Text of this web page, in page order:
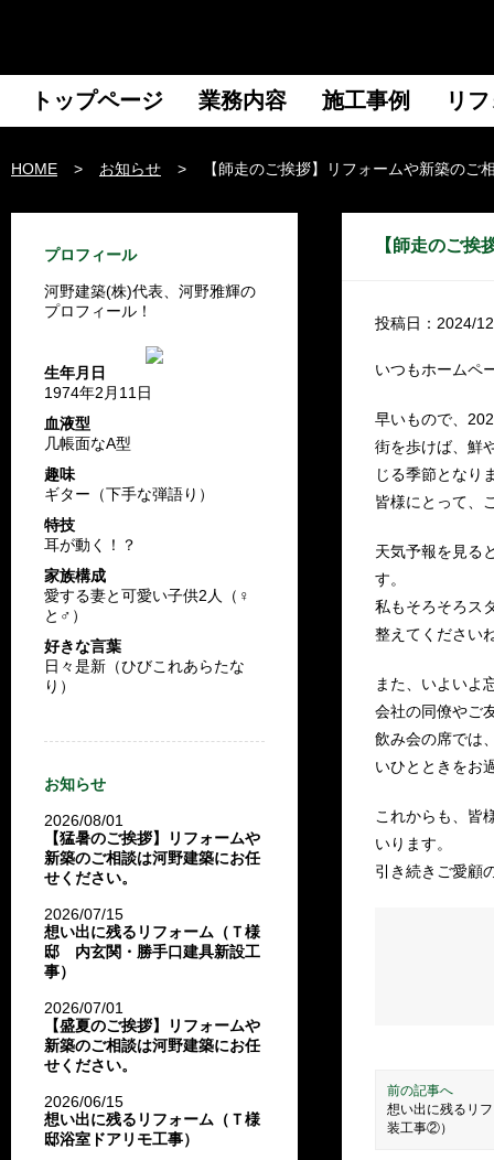
トップページ 業務内容 施工事例 リ
HOME > お知らせ > 【師走のご挨拶】リフォームや新築のご
【師走のご挨
投稿日：2024/
いつもホームペ
早いもので、
街を歩けば、鮮
じる季節となり
皆様にとって、
天気予報を見る
す。
私もそろそろス
整えてください
また、いよいよ
会社の同僚やご
飲み会の席では
いひとときをお
これからも、皆
いります。
引き続きご愛顧
前の記事へ
想い出に残るリ
装工事②）
プロフィール
河野建築(株)代表、河野雅輝の
プロフィール！
生年月日
1974年2月11日
血液型
几帳面なA型
趣味
ギター（下手な弾語り）
特技
耳が動く！？
家族構成
愛する妻と可愛い子供2人（♀
と♂）
好きな言葉
日々是新（ひびこれあらたな
り）
お知らせ
2026/08/01
【猛暑のご挨拶】リフォームや
新築のご相談は河野建築にお任
せください。
2026/07/15
想い出に残るリフォーム（Ｔ様
邸 内玄関・勝手口建具新設工
事）
2026/07/01
【盛夏のご挨拶】リフォームや
新築のご相談は河野建築にお任
せください。
2026/06/15
想い出に残るリフォーム（Ｔ様
邸浴室ドアリモ工事）